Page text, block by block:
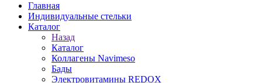
Главная
Индивидуальные стельки
Каталог
Назад
Каталог
Коллагены Navimeso
Бады
Электровитамины REDOX